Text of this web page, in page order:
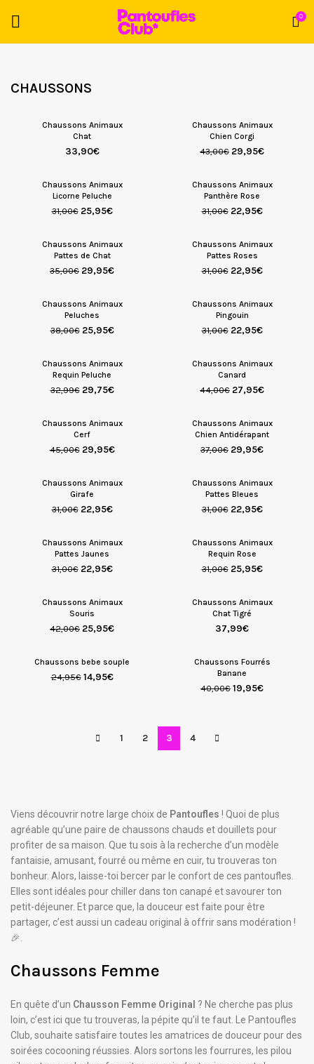
0
CHAUSSONS
Chaussons Animaux
Chat
33,90€
Chaussons Animaux
Chien Corgi
43,00€ 29,95€
Chaussons Animaux
Licorne Peluche
31,00€ 25,95€
Chaussons Animaux
Panthère Rose
31,00€ 22,95€
Chaussons Animaux
Pattes de Chat
35,00€ 29,95€
Chaussons Animaux
Pattes Roses
31,00€ 22,95€
Chaussons Animaux
Peluches
38,00€ 25,95€
Chaussons Animaux
Pingouin
31,00€ 22,95€
Chaussons Animaux
Requin Peluche
32,99€ 29,75€
Chaussons Animaux
Canard
44,00€ 27,95€
Chaussons Animaux
Cerf
45,00€ 29,95€
Chaussons Animaux
Chien Antidérapant
37,00€ 29,95€
Chaussons Animaux
Girafe
31,00€ 22,95€
Chaussons Animaux
Pattes Bleues
31,00€ 22,95€
Chaussons Animaux
Pattes Jaunes
31,00€ 22,95€
Chaussons Animaux
Requin Rose
31,00€ 25,95€
Chaussons Animaux
Souris
42,00€ 25,95€
Chaussons Animaux
Chat Tigré
37,99€
Chaussons bebe souple
24,95€ 14,95€
Chaussons Fourrés
Banane
40,00€ 19,95€
1 2 3 4
Viens découvrir notre large choix de Pantoufles ! Quoi de plus
agréable qu’une paire de chaussons chauds et douillets pour
profiter de sa maison. Que tu sois à la recherche d’un modèle
fantaisie, amusant, fourré ou même en cuir, tu trouveras ton
bonheur. Alors, laisse-toi bercer par le confort de ces pantoufles.
Elles sont idéales pour chiller dans ton canapé et savourer ton
petit-déjeuner. Et parce que, la douceur est faite pour être
partager, c’est aussi un cadeau original à offrir sans modération !
🎉.
Chaussons Femme
En quête d’un Chausson Femme Original ? Ne cherche pas plus
loin, c’est ici que tu trouveras, la pépite qu’il te faut. Le Pantoufles
Club, souhaite satisfaire toutes les amatrices de douceur pour des
soirées cocooning réussies. Alors sortons les fourrures, les pilou